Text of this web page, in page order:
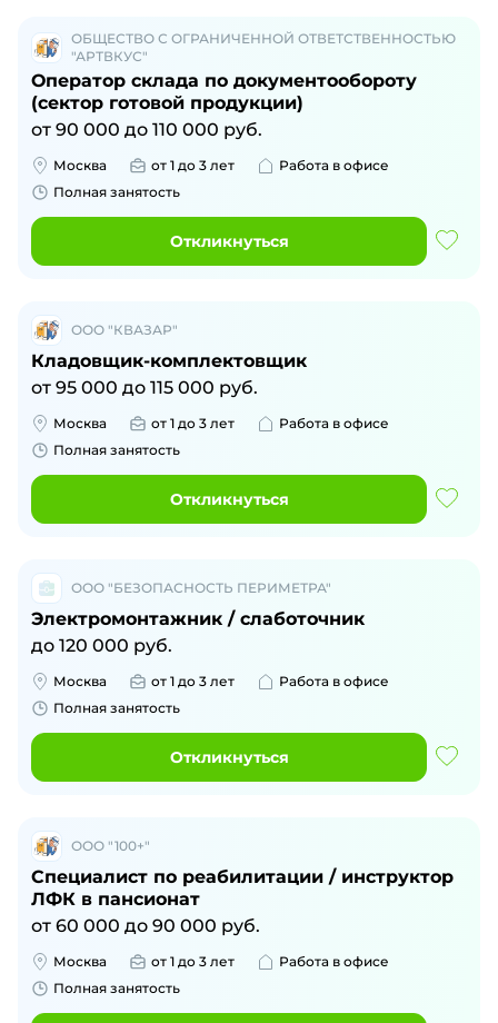
ОБЩЕСТВО С ОГРАНИЧЕННОЙ ОТВЕТСТВЕННОСТЬЮ
"АРТВКУС"
Оператор склада по документообороту
(сектор готовой продукции)
от 90 000 до 110 000 руб.
Москва от 1 до 3 лет
Работа в офисе
Полная занятость
Откликнуться
ООО "КВАЗАР"
Кладовщик-комплектовщик
от 95 000 до 115 000 руб.
Москва от 1 до 3 лет
Работа в офисе
Полная занятость
Откликнуться
ООО "БЕЗОПАСНОСТЬ ПЕРИМЕТРА"
Электромонтажник / слаботочник
до 120 000 руб.
Москва от 1 до 3 лет
Работа в офисе
Полная занятость
Откликнуться
ООО "100+"
Специалист по реабилитации / инструктор
ЛФК в пансионат
от 60 000 до 90 000 руб.
Москва от 1 до 3 лет
Работа в офисе
Полная занятость